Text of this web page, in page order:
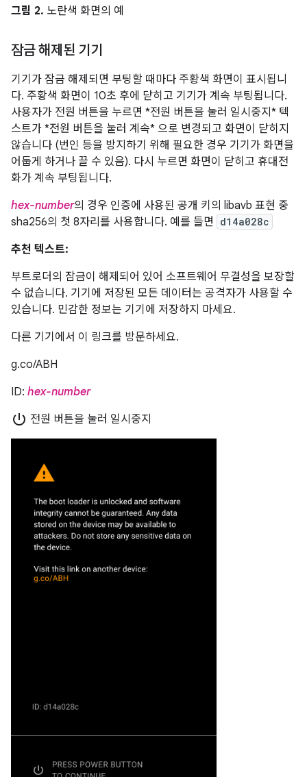
그림 2. 노란색 화면의 예
잠금 해제된 기기
기기가 잠금 해제되면 부팅할 때마다 주황색 화면이 표시됩니
다. 주황색 화면이 10초 후에 닫히고 기기가 계속 부팅됩니다.
사용자가 전원 버튼을 누르면 *전원 버튼을 눌러 일시중지* 텍
스트가 *전원 버튼을 눌러 계속* 으로 변경되고 화면이 닫히지
않습니다 (번인 등을 방지하기 위해 필요한 경우 기기가 화면을
어둡게 하거나 끌 수 있음). 다시 누르면 화면이 닫히고 휴대전
화가 계속 부팅됩니다.
hex-number의 경우 인증에 사용된 공개 키의 libavb 표현 중
sha256의 첫 8자리를 사용합니다. 예를 들면
d14a028c
추천 텍스트:
부트로더의 잠금이 해제되어 있어 소프트웨어 무결성을 보장할
수 없습니다. 기기에 저장된 모든 데이터는 공격자가 사용할 수
있습니다. 민감한 정보는 기기에 저장하지 마세요.
다른 기기에서 이 링크를 방문하세요.
g.co/ABH
ID: hex-number
power_settings_new 전원 버튼을 눌러 일시중지